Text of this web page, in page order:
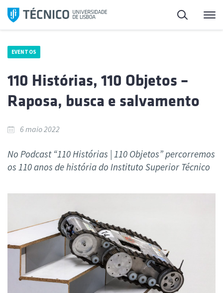
Saltar
para
Pesquisa
EVENTOS
110 Histórias, 110 Objetos –
Raposa, busca e salvamento
6 maio 2022
No Podcast “110 Histórias | 110 Objetos” percorremos
os 110 anos de história do Instituto Superior Técnico